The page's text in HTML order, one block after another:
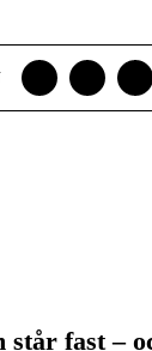
står fast –